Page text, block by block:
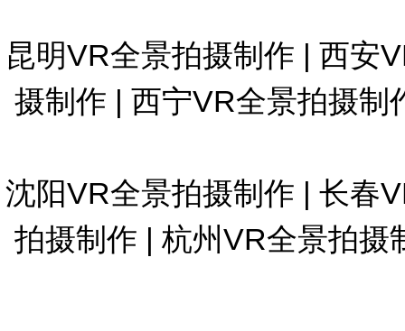
昆明VR全景拍摄制作 | 西安
摄制作 | 西宁VR全景拍摄制
沈阳VR全景拍摄制作 | 长春
拍摄制作 | 杭州VR全景拍摄